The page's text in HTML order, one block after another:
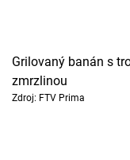
Seriály
Grilovaný banán s
zmrzlinou
Zdroj: FTV Prima